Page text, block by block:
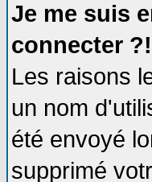
Je me suis
connecter ?!
Les raisons
un nom
été envoyé
supprimé